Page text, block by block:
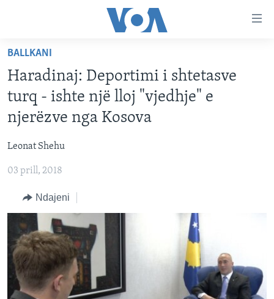
faqen
kryesore
Kalo
tek
faqja
Kalo
tek
FAQJA KRYESORE
KATEGORITË
AMERIKA
BOTA
MJEDISI
KULTURË
SHKENCË DHE TEKNOLOGJI
SHËNDETËSI
INTERVISTA
DITARI
Learning English
FOLLOW US
Gjuhët
BALLKANI
Haradinaj: Deportimi i shtetasve
turq - ishte një lloj "vjedhje" e
njerëzve nga Kosova
Leonat Shehu
03 prill, 2018
Ndajeni